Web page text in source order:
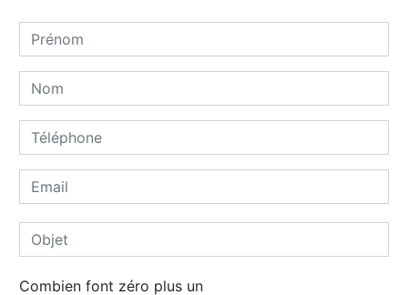
Combien font zéro plus un